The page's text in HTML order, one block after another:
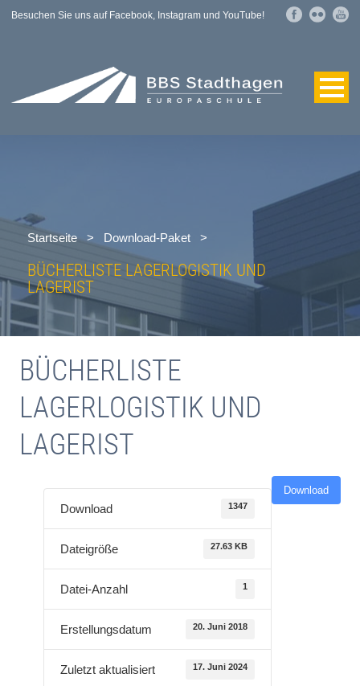
Besuchen Sie uns auf Facebook, Instagram und YouTube!
Startseite > Download-Paket >
BÜCHERLISTE LAGERLOGISTIK UND
LAGERIST
BÜCHERLISTE
LAGERLOGISTIK UND
LAGERIST
Download
Download 1347
Dateigröße 27.63 KB
Datei-Anzahl 1
Erstellungsdatum 20. Juni 2018
Zuletzt aktualisiert 17. Juni 2024